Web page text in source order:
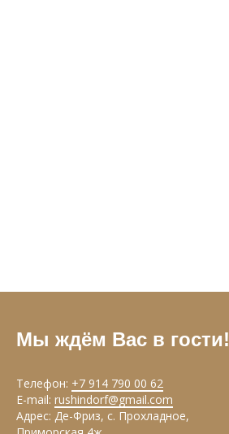
Мы ждём Вас в гости!
Телефон: +7 914 790 00 62
E-mail: rushindorf@gmail.com
Адрес: Де-Фриз, с. Прохладное,